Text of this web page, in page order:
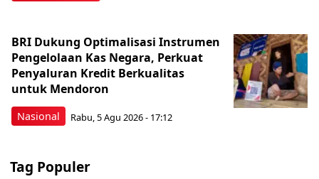
Nasional
BRI Dukung Optimalisasi Instrumen
Pengelolaan Kas Negara, Perkuat
Penyaluran Kredit Berkualitas
untuk Mendoron
Rabu, 5 Agu 2026 - 17:12
Tag Populer